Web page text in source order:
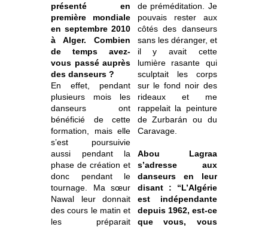
présenté en
première mondiale
en septembre 2010
à Alger. Combien
de temps avez-
vous passé auprès
des danseurs ?
En effet, pendant
plusieurs mois les
danseurs ont
bénéficié de cette
formation, mais elle
s’est poursuivie
aussi pendant la
phase de création et
donc pendant le
tournage. Ma sœur
Nawal leur donnait
des cours le matin et
les préparait
de préméditation. Je
pouvais rester aux
côtés des danseurs
sans les déranger, et
il y avait cette
lumière rasante qui
sculptait les corps
sur le fond noir des
rideaux et me
rappelait la peinture
de Zurbarán ou du
Caravage.
Abou Lagraa
s’adresse aux
danseurs en leur
disant : “L’Algérie
est indépendante
depuis 1962, est-ce
que vous, vous